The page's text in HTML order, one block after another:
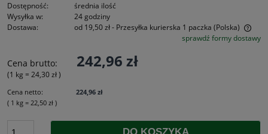
Dostępność:
średnia ilość
Wysyłka w:
24 godziny
Dostawa:
od 19,50 zł- Przesyłka kurierska 1 paczka (Polska)
Cena nie zawiera ewentualnych kosztów płatnościsprawdź formy dostawy
Cena brutto: 242,96 zł
(1 kg = 24,30 zł)
Cena netto:
224,96 zł
( 1 kg = 22,50 zł )